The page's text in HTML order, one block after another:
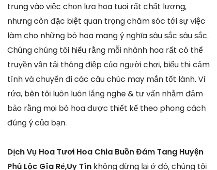
trung vào việc chọn lựa hoa tuoi rất chất lượng,
nhưng còn đặc biệt quan trọng chăm sóc tới sự việc
làm cho những bó hoa mang ý nghĩa sâu sắc sâu sắc.
Chúng chúng tôi hiểu rằng mỗi nhành hoa rất có thể
truyền vận tải thông điệp của người chơi, biểu thị cảm
tình và chuyển đi các câu chúc may mắn tốt lành. Vì
rứa, bên tôi luôn luôn lắng nghe & tư vấn nhằm đảm
bảo rằng mọi bó hoa được thiết kế theo phong cách
đúng ý của bạn.
Dịch Vụ Hoa Tươi Hoa Chia Buồn Đám Tang Huyện
Phú Lộc Gía Rẻ,Uy Tín không dừng lại ở đó, chúng tôi